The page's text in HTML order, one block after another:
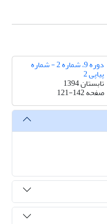
دوره 9، شماره 2 - شماره
پیاپی 2
تابستان 1394
صفحه121-142